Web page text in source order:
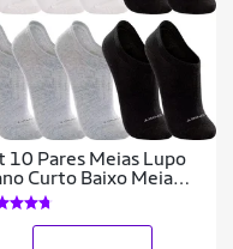
10 Pares Meias Lupo
Curto Baixo Meia
Algodão
Feminina